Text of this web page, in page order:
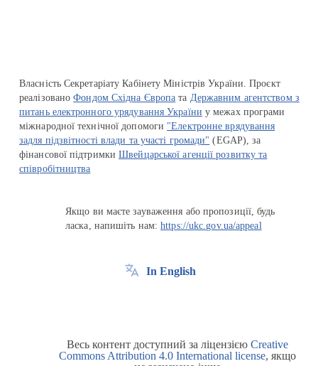
Власність Секретаріату Кабінету Міністрів України. Проєкт
реалізованоФондом Східна Європа та Державним агентством з
питань електронного урядування України у межах програми
міжнародної технічної допомоги "Електронне врядування
задля підзвітності влади та участі громади" (EGAP), за
фінансової підтримкиШвейцарської агенції розвитку та
співробітництва
Якщо ви маєте зауваження або пропозиції, будь
ласка, напишіть нам:https://ukc.gov.ua/appeal
In English
Весь контент доступний за ліцензією Creative
Commons Attribution 4.0 International license, якщо